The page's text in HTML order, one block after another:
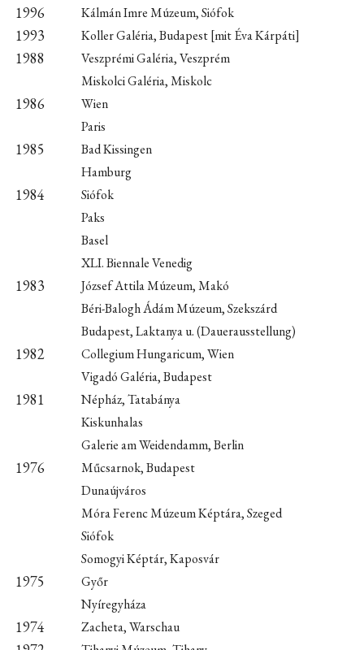
1996 Kálmán Imre Múzeum, Siófok
1993 Koller Galéria, Budapest [mit Éva Kárpáti]
1988
Veszprémi Galéria, Veszprém
Miskolci Galéria, Miskolc
1986
Wien
Paris
1985
Bad Kissingen
Hamburg
1984
Siófok
Paks
Basel
XLI. Biennale Venedig
1983
József Attila Múzeum, Makó
Béri-Balogh Ádám Múzeum, Szekszárd
Budapest, Laktanya u. (Dauerausstellung)
1982
Collegium Hungaricum, Wien
Vigadó Galéria, Budapest
1981
Népház, Tatabánya
Kiskunhalas
Galerie am Weidendamm, Berlin
1976
Műcsarnok, Budapest
Dunaújváros
Móra Ferenc Múzeum Képtára, Szeged
Siófok
Somogyi Képtár, Kaposvár
1975
Győr
Nyíregyháza
1974 Zacheta, Warschau